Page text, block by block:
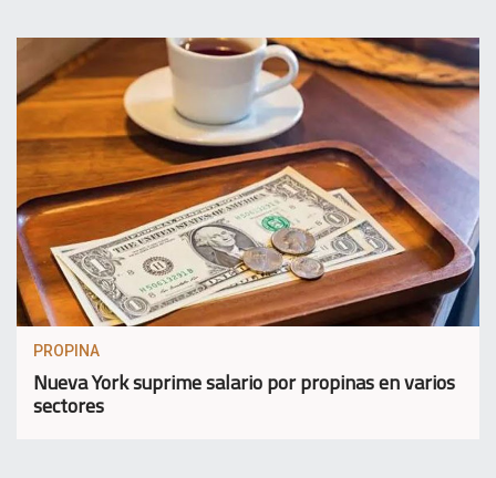
PROPINA
Nueva York suprime salario por propinas en varios
sectores